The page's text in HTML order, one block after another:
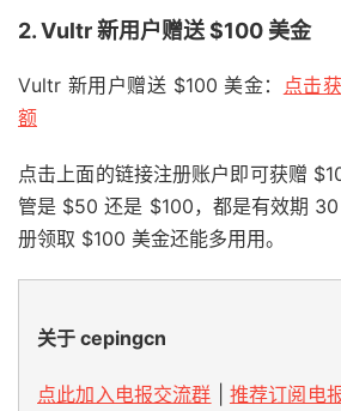
2. Vultr 新用户赠送 $100 美金
Vultr 新用户赠送 $100 美金：
点击
额
点击上面的链接注册账户即可获赠
管是 $50 还是 $100，都是有效期
册领取 $100 美金还能多用用。
关于 cepingcn
点此加入电报交流群
推荐订阅电